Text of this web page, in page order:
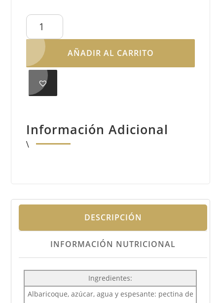
Mermelada
albaricoque
cantidad
AÑADIR AL CARRITO
Información Adicional
DESCRIPCIÓN
INFORMACIÓN NUTRICIONAL
Ingredientes:
Albaricoque, azúcar, agua y espesante: pectina de